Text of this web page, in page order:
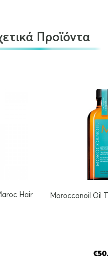
Προϊόντα
Hair
Moroccanoil Oil
€